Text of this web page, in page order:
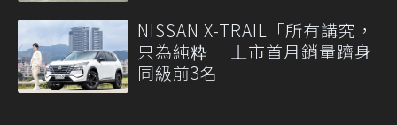
NISSAN X-TRAIL「所有講究，
只為純粋」 上市首月銷量躋身
同級前3名